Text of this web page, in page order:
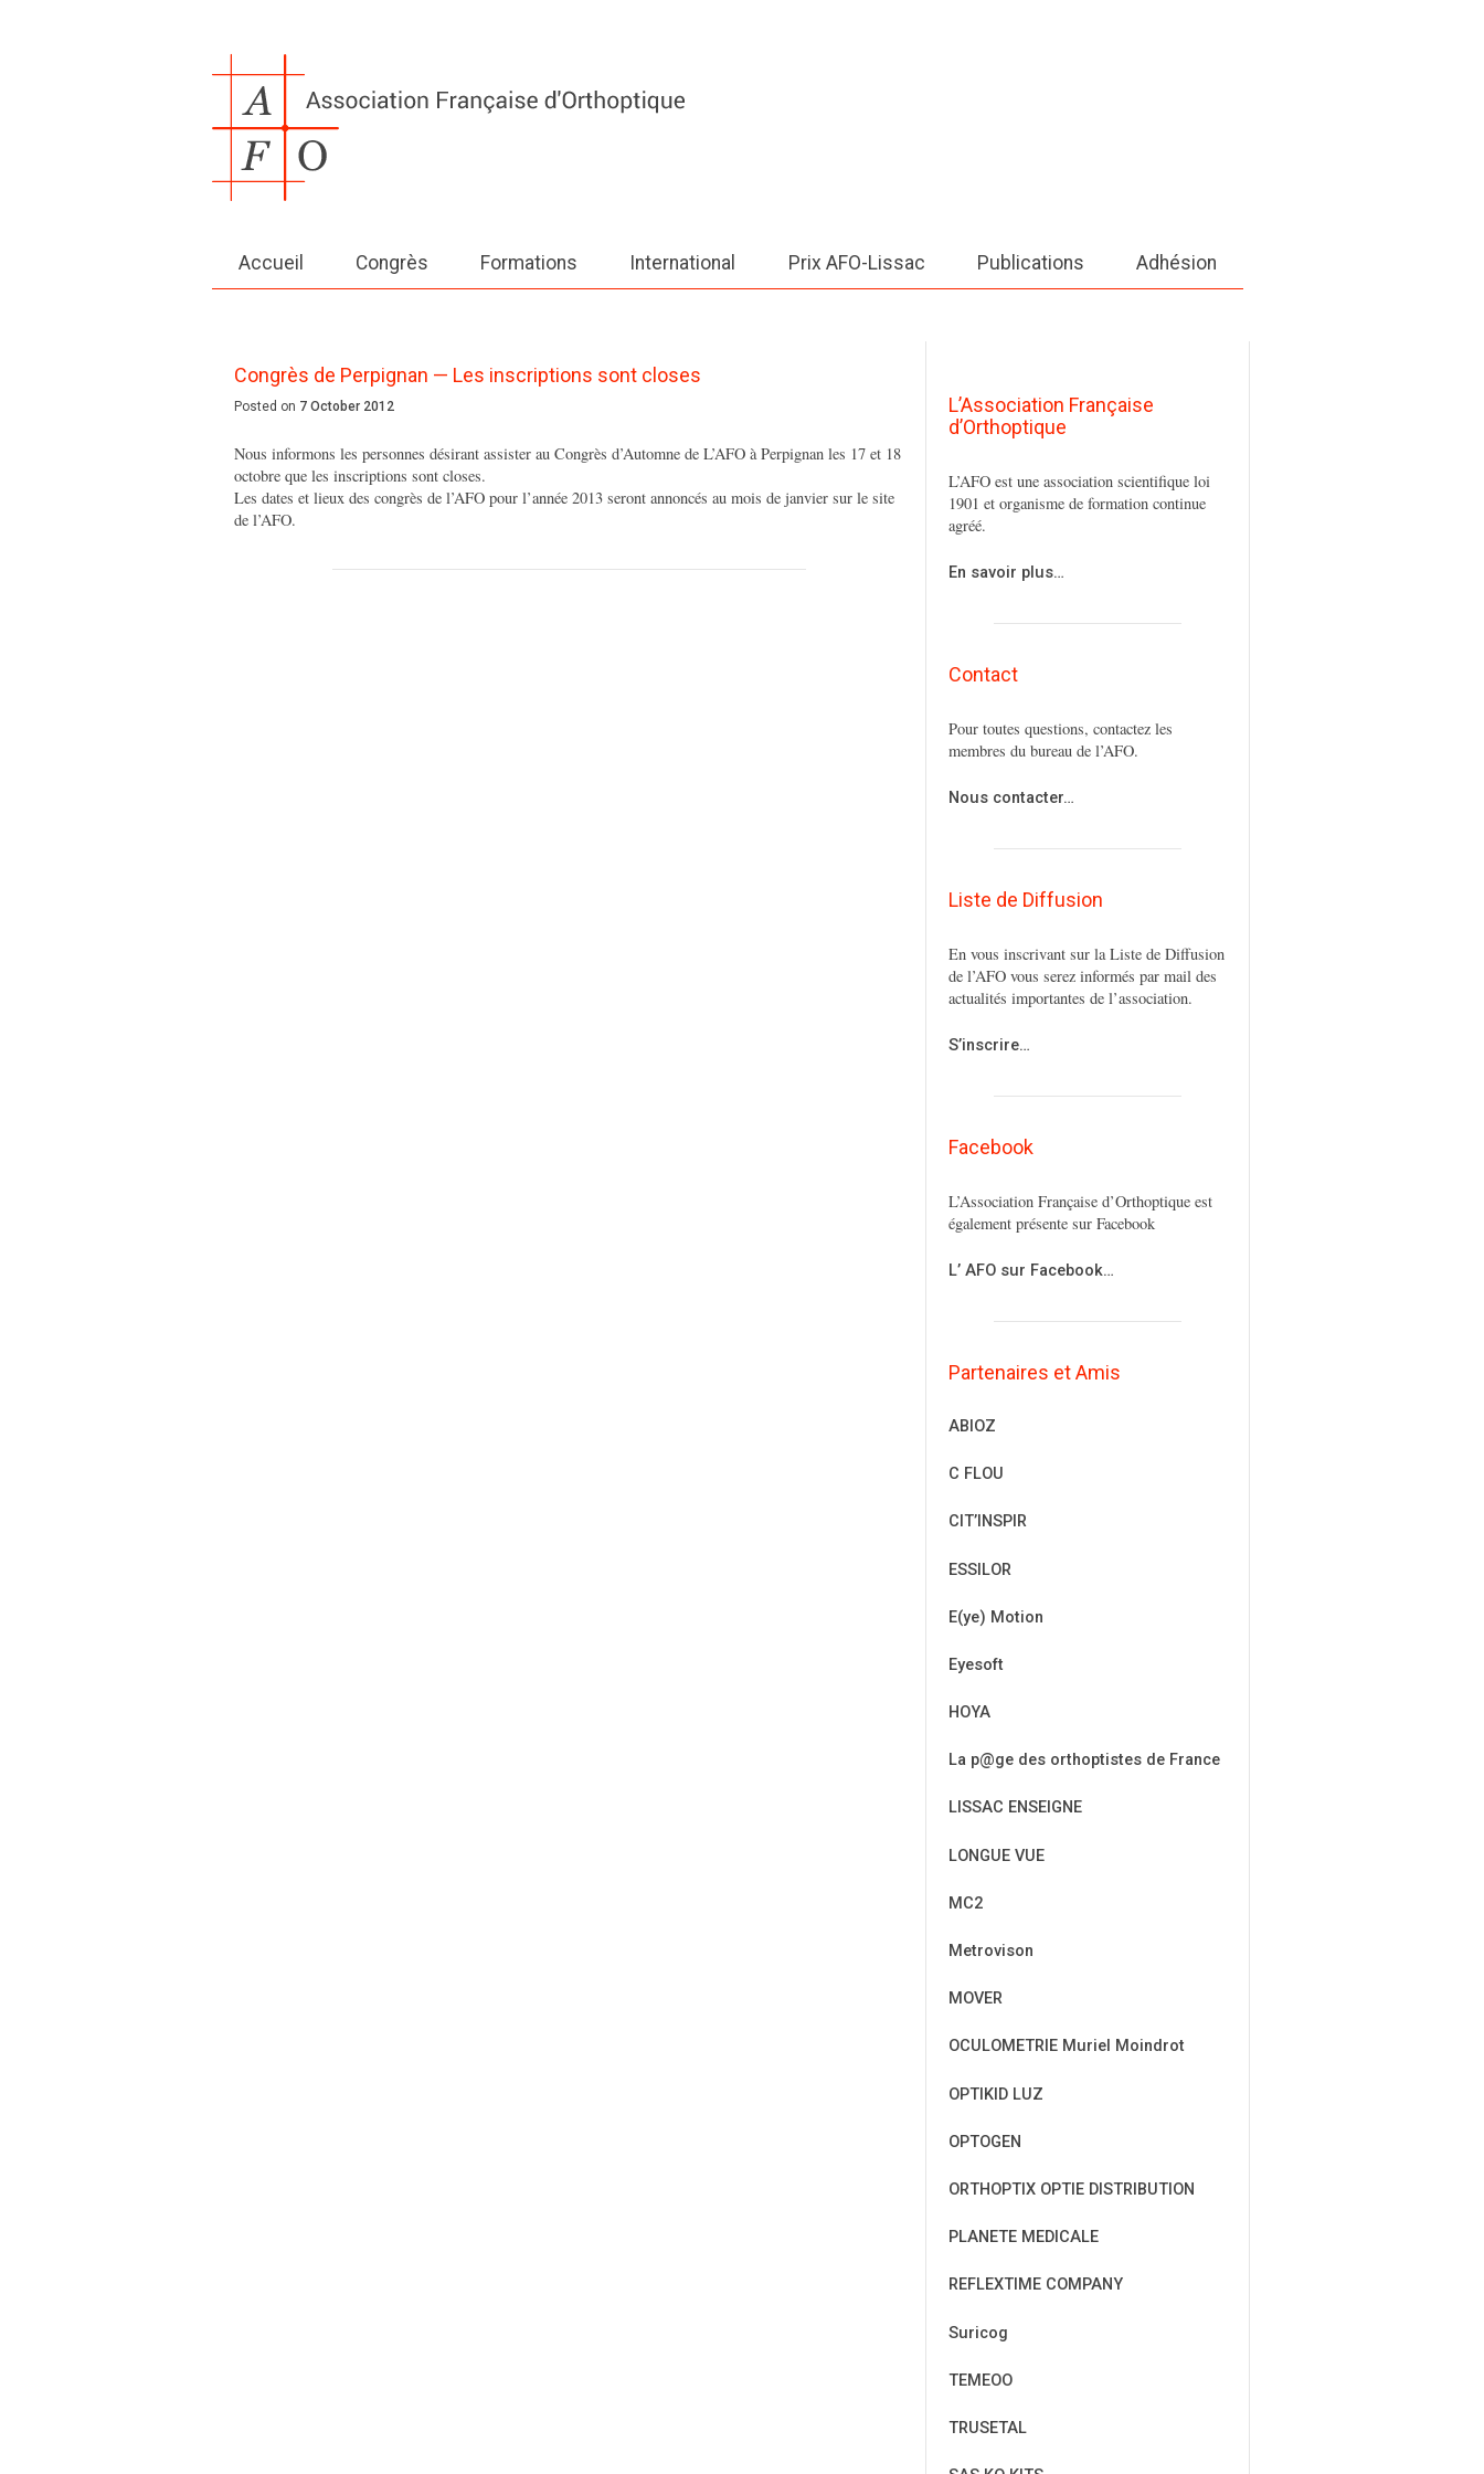
Accueil Congrès Formations International Prix AFO-Lissac Publications Adhésion
Congrès de Perpignan — Les inscriptions sont closes
Posted on 7 October 2012
Nous informons les personnes désirant assister au Congrès d’Automne de L’AFO à Perpignan les 17 et 18
octobre que les inscriptions sont closes.
Les dates et lieux des congrès de l’AFO pour l’année 2013 seront annoncés au mois de janvier sur le site
de l’AFO.
L’Association Française
d’Orthoptique
L’AFO est une association scientifique loi
1901 et organisme de formation continue
agréé.
En savoir plus…
Contact
Pour toutes questions, contactez les
membres du bureau de l’AFO.
Nous contacter…
Liste de Diffusion
En vous inscrivant sur la Liste de Diffusion
de l’AFO vous serez informés par mail des
actualités importantes de l’association.
S’inscrire…
Facebook
L’Association Française d’Orthoptique est
également présente sur Facebook
L’ AFO sur Facebook…
Partenaires et Amis
ABIOZ
C FLOU
CIT’INSPIR
ESSILOR
E(ye) Motion
Eyesoft
HOYA
La p@ge des orthoptistes de France
LISSAC ENSEIGNE
LONGUE VUE
MC2
Metrovison
MOVER
OCULOMETRIE Muriel Moindrot
OPTIKID LUZ
OPTOGEN
ORTHOPTIX OPTIE DISTRIBUTION
PLANETE MEDICALE
REFLEXTIME COMPANY
Suricog
TEMEOO
TRUSETAL